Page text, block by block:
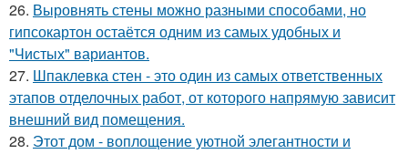
26. Выровнять стены можно разными способами, но
гипсокартон остаётся одним из самых удобных и
"Чистых" вариантов.
27. Шпаклевка стен - это один из самых ответственных
этапов отделочных работ, от которого напрямую зависит
внешний вид помещения.
28. Этот дом - воплощение уютной элегантности и